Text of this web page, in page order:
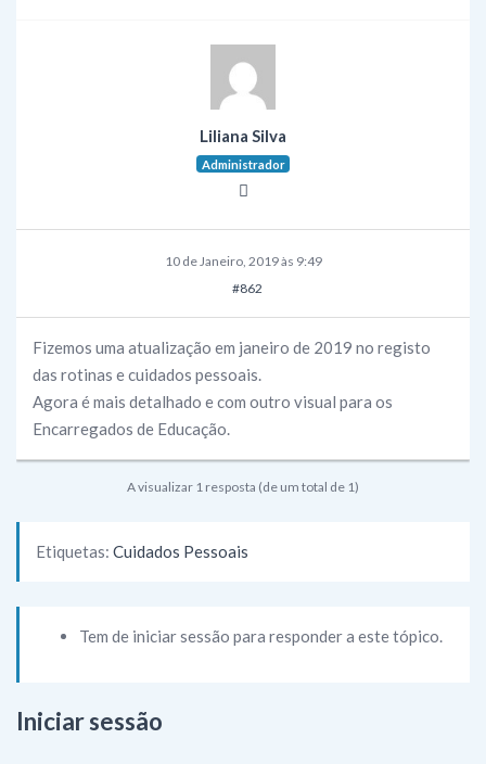
Liliana Silva
Administrador
10 de Janeiro, 2019 às 9:49
#862
Fizemos uma atualização em janeiro de 2019 no registo
das rotinas e cuidados pessoais.
Agora é mais detalhado e com outro visual para os
Encarregados de Educação.
A visualizar 1 resposta (de um total de 1)
Etiquetas: Cuidados Pessoais
Tem de iniciar sessão para responder a este tópico.
Iniciar sessão